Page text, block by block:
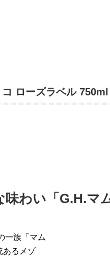
ローズラベル 750ml
味わい「G.H.マ
一族「マム
あるメゾ